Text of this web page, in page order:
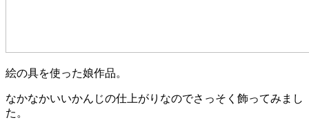
絵の具を使った娘作品。
なかなかいいかんじの仕上がりなのでさっそく飾ってみまし
た。